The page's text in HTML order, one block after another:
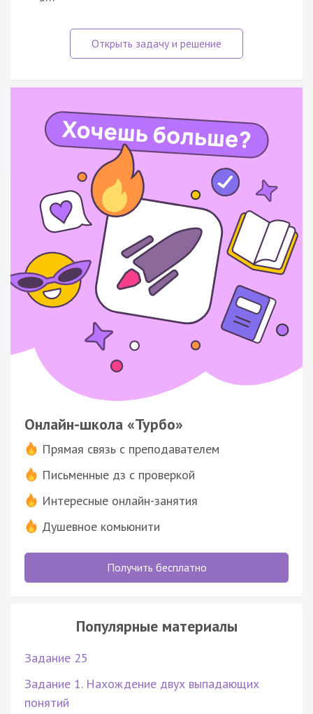
Онлайн-школа «Турбо»
Прямая связь с преподавателем
Письменные дз с проверкой
Интересные онлайн-занятия
Душевное комьюнити
Получить бесплатно
Популярные материалы
Задание 25
Задание 1. Нахождение двух выпадающих
понятий